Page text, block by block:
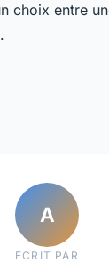
choix entre
A
ECRIT PAR